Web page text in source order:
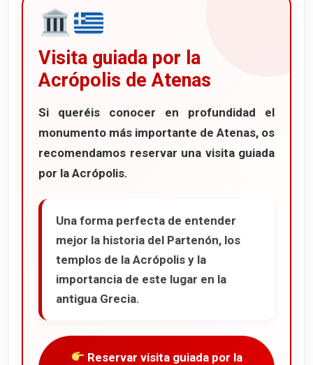
Visita guiada por la
Acrópolis de Atenas
Si queréis conocer en profundidad el
monumento más importante de Atenas, os
recomendamos reservar una visita guiada
por la Acrópolis.
Una forma perfecta de entender
mejor la historia del Partenón, los
templos de la Acrópolis y la
importancia de este lugar en la
antigua Grecia.
Reservar visita guiada por la